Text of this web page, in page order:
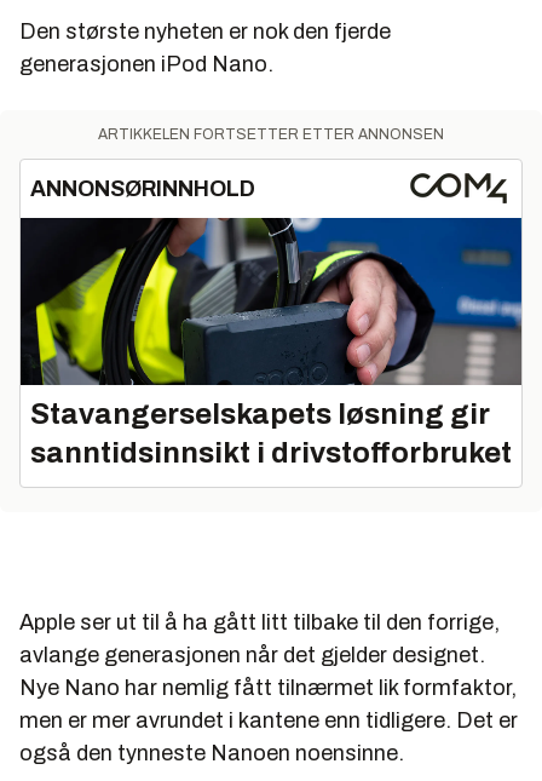
Den største nyheten er nok den fjerde
generasjonen iPod Nano.
ARTIKKELEN FORTSETTER ETTER ANNONSEN
ANNONSØRINNHOLD
Stavangerselskapets løsning gir
sanntidsinnsikt i drivstofforbruket
Apple ser ut til å ha gått litt tilbake til den forrige,
avlange generasjonen når det gjelder designet.
Nye Nano har nemlig fått tilnærmet lik formfaktor,
men er mer avrundet i kantene enn tidligere. Det er
også den tynneste Nanoen noensinne.